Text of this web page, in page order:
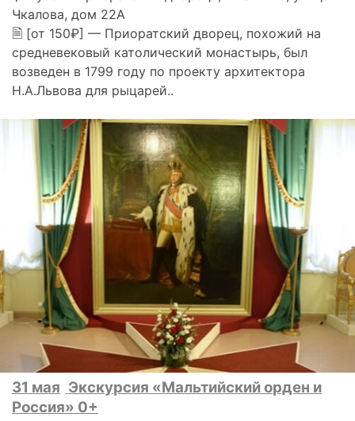
Чкалова, дом 22А
🗎 [от 150₽] — Приоратский дворец, похожий на
средневековый католический монастырь, был
возведен в 1799 году по проекту архитектора
Н.А.Львова для рыцарей..
31 мая Экскурсия «Мальтийский орден и
Россия» 0+